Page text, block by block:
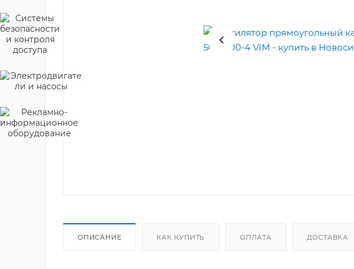
ОПИСАНИЕ КАК КУПИТЬ ОПЛАТА ДОСТАВКА